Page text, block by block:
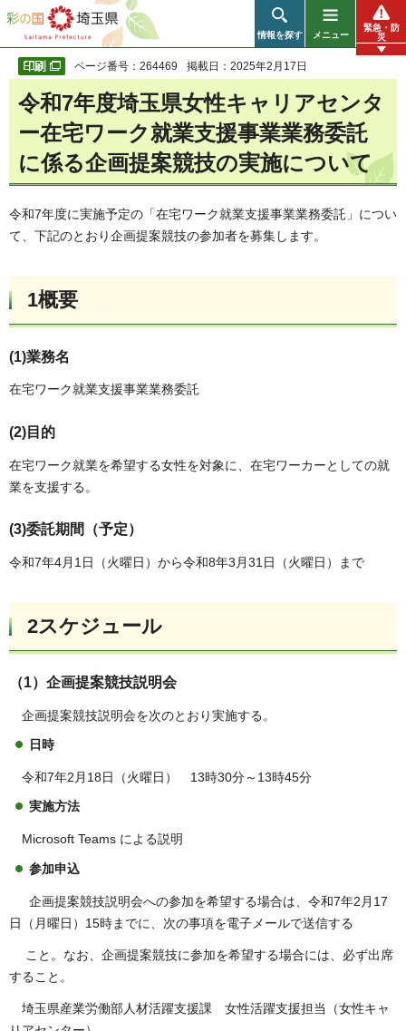
彩の国 埼玉県
情報を探す メニュー
緊急・防
災
ページ番号：264469 掲載日：2025年2月17日
令和7年度埼玉県女性キャリアセンタ
ー在宅ワーク就業支援事業業務委託
に係る企画提案競技の実施について
令和7年度に実施予定の「在宅ワーク就業支援事業業務委託」につい
て、下記のとおり企画提案競技の参加者を募集します。
1概要
(1)業務名
在宅ワーク就業支援事業業務委託
(2)目的
在宅ワーク就業を希望する女性を対象に、在宅ワーカーとしての就
業を支援する。
(3)委託期間（予定）
令和7年4月1日（火曜日）から令和8年3月31日（火曜日）まで
2スケジュール
（1）企画提案競技説明会
企画提案競技説明会を次のとおり実施する。
日時
令和7年2月18日（火曜日） 13時30分～13時45分
実施方法
Microsoft Teams による説明
参加申込
企画提案競技説明会への参加を希望する場合は、令和7年2月17
日（月曜日）15時までに、次の事項を電子メールで送信する
こと。なお、企画提案競技に参加を希望する場合には、必ず出席
すること。
埼玉県産業労働部人材活躍支援課 女性活躍支援担当（女性キャ